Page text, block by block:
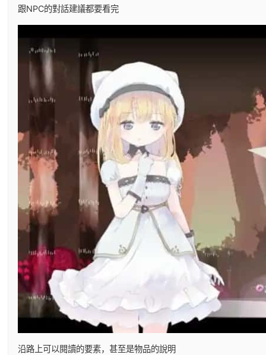
跟NPC的對話建議都要看完
沿路上可以閱讀的要素，甚至是物品的說明